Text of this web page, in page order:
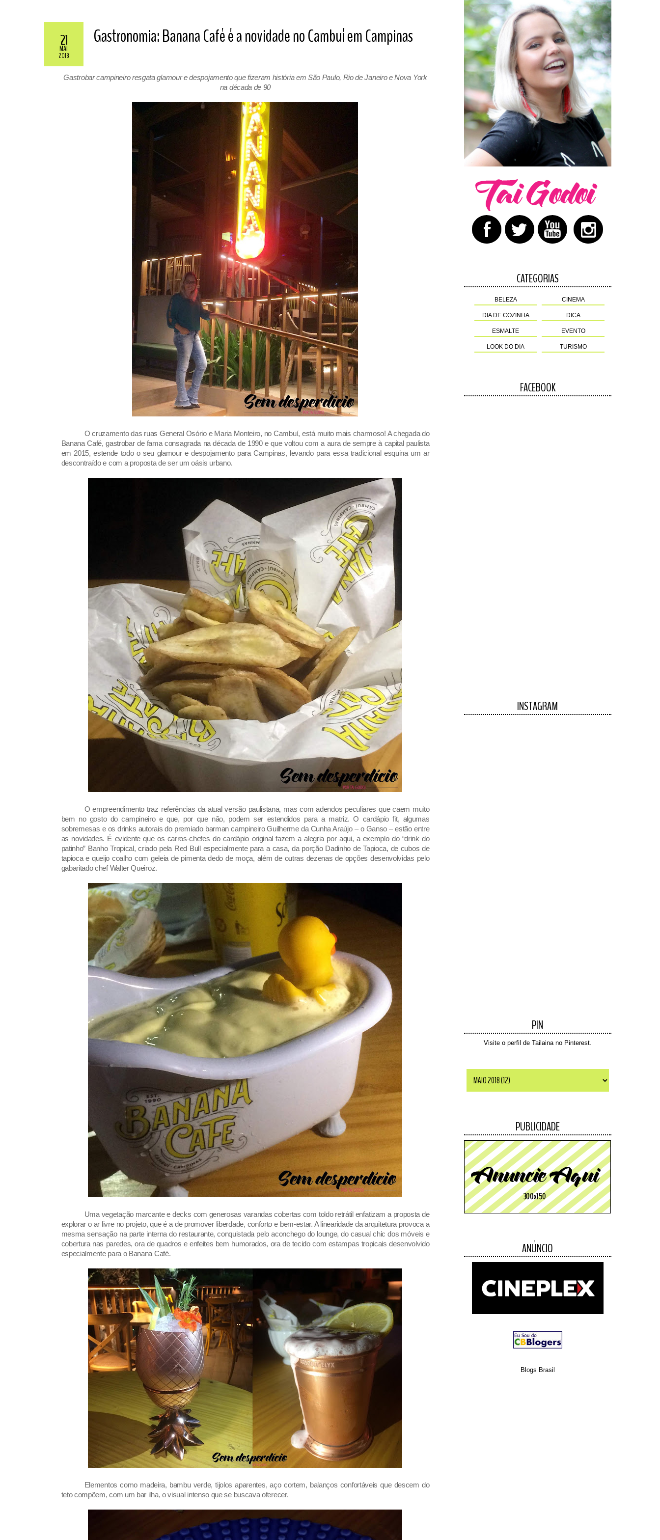
21
MAI
2018
Gastronomia: Banana Café é a novidade no Cambuí em Campinas
Gastrobar campineiro resgata glamour e despojamento que fizeram história em São Paulo, Rio de Janeiro e Nova York
na década de 90
O cruzamento das ruas General Osório e Maria Monteiro, no Cambuí, está muito mais charmoso! A chegada do
Banana Café, gastrobar de fama consagrada na década de 1990 e que voltou com a aura de sempre à capital paulista
em 2015, estende todo o seu glamour e despojamento para Campinas, levando para essa tradicional esquina um ar
descontraído e com a proposta de ser um oásis urbano.
O empreendimento traz referências da atual versão paulistana, mas com adendos peculiares que caem muito
bem no gosto do campineiro e que, por que não, podem ser estendidos para a matriz. O cardápio fit, algumas
sobremesas e os drinks autorais do premiado barman campineiro Guilherme da Cunha Araújo – o Ganso – estão entre
as novidades. É evidente que os carros-chefes do cardápio original fazem a alegria por aqui, a exemplo do “drink do
patinho” Banho Tropical, criado pela Red Bull especialmente para a casa, da porção Dadinho de Tapioca, de cubos de
tapioca e queijo coalho com geleia de pimenta dedo de moça, além de outras dezenas de opções desenvolvidas pelo
gabaritado chef Walter Queiroz.
Uma vegetação marcante e decks com generosas varandas cobertas com toldo retrátil enfatizam a proposta de
explorar o ar livre no projeto, que é a de promover liberdade, conforto e bem-estar. A linearidade da arquitetura provoca a
mesma sensação na parte interna do restaurante, conquistada pelo aconchego do lounge, do casual chic dos móveis e
cobertura nas paredes, ora de quadros e enfeites bem humorados, ora de tecido com estampas tropicais desenvolvido
especialmente para o Banana Café.
Elementos como madeira, bambu verde, tijolos aparentes, aço cortem, balanços confortáveis que descem do
teto compõem, com um bar ilha, o visual intenso que se buscava oferecer.
CATEGORIAS
BELEZA CINEMA
DIA DE COZINHA DICA
ESMALTE EVENTO
LOOK DO DIA TURISMO
FACEBOOK
INSTAGRAM
PIN
Visite o perfil de Tailaina no Pinterest.
PUBLICIDADE
ANÚNCIO
Blogs Brasil